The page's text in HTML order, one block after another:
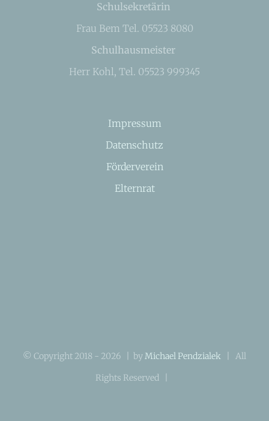
Schulsekretärin
Frau Bem Tel. 05523 8080
Schulhausmeister
Herr Kohl, Tel. 05523 999345
Impressum
Datenschutz
Förderverein
Elternrat
© Copyright 2018 - 2026 | byMichael Pendzialek | All
Rights Reserved |